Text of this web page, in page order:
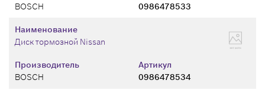
BOSCH
0986478533
Производитель
BOSCH
Артикул
0986478534
Наименование
Диск тормозной Nissan